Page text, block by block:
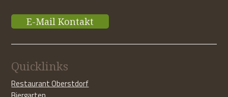
E-Mail Kontakt
Quicklinks
Restaurant Oberstdorf